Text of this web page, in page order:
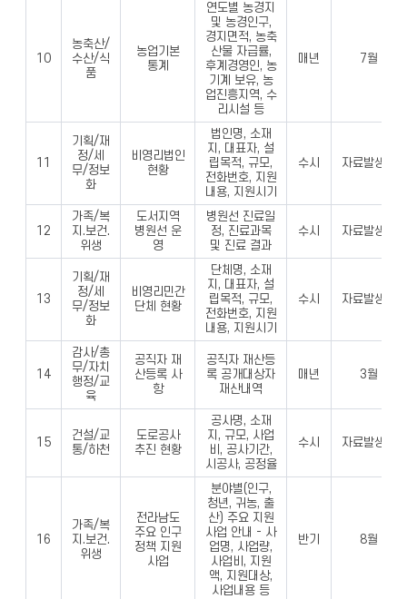
10
농축산/
수산/식
품
농업기본
통계
연도별 농경지
및 농경인구,
경지면적, 농축
산물 자급률,
후계경영인, 농
기계 보유, 농
업진흥지역, 수
리시설 등
매년 7월
11
기획/재
정/세
무/정보
화
비영리법인
현황
법인명, 소재
지, 대표자, 설
립목적, 규모,
전화번호, 지원
내용, 지원시기
수시 자료발생시
12
가족/복
지.보건.
위생
도서지역
병원선 운
영
병원선 진료일
정, 진료과목
및 진료 결과
수시 자료발생시
13
기획/재
정/세
무/정보
화
비영리민간
단체 현황
단체명, 소재
지, 대표자, 설
립목적, 규모,
전화번호, 지원
내용, 지원시기
수시 자료발생시
14
감사/총
무/자치
행정/교
육
공직자 재
산등록 사
항
공직자 재산등
록 공개대상자
재산내역
매년 3월
15
건설/교
통/하천
도로공사
추진 현황
공사명, 소재
지, 규모, 사업
비, 공사기간,
시공사, 공정율
수시 자료발생시
16
가족/복
지.보건.
위생
전라남도
주요 인구
정책 지원
사업
분야별(인구,
청년, 귀농, 출
산) 주요 지원
사업 안내 - 사
업명, 사업량,
사업비, 지원
액, 지원대상,
사업내용 등
반기 8월